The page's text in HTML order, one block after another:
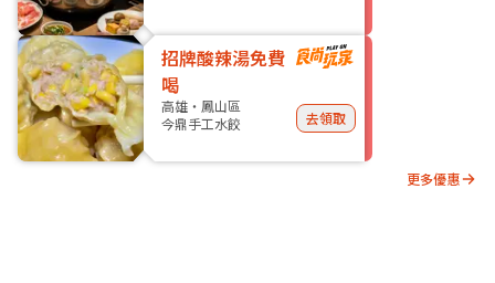
招牌酸辣湯免費
喝
高雄・鳳山區
今鼎手工水餃
去領取
更多優惠